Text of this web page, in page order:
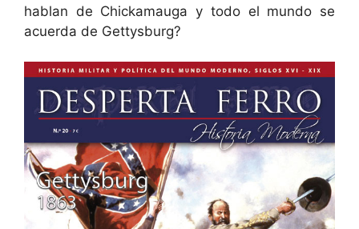
hablan de Chickamauga y todo el mundo se
acuerda de Gettysburg?